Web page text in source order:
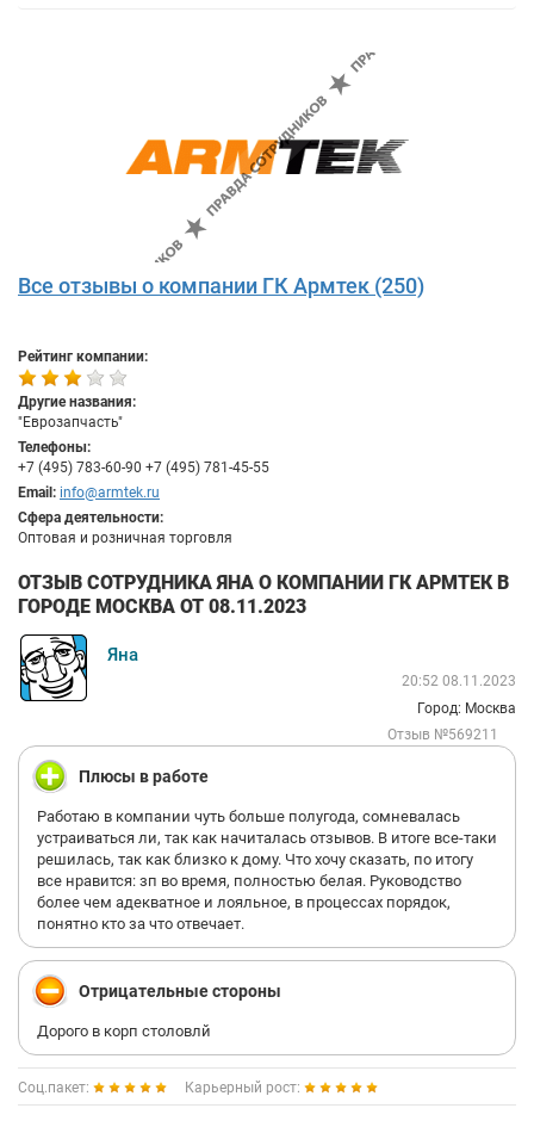
Все отзывы о компании ГК Армтек (250)
Рейтинг компании:
Другие названия:
"Еврозапчасть"
Телефоны:
+7 (495) 783-60-90 +7 (495) 781-45-55
Email: info@armtek.ru
Сфера деятельности:
Оптовая и розничная торговля
ОТЗЫВ СОТРУДНИКА ЯНА О КОМПАНИИ ГК АРМТЕК В
ГОРОДЕ МОСКВА ОТ 08.11.2023
Яна
20:52 08.11.2023
Город: Москва
Отзыв №569211
Плюсы в работе
Работаю в компании чуть больше полугода, сомневалась
устраиваться ли, так как начиталась отзывов. В итоге все-таки
решилась, так как близко к дому. Что хочу сказать, по итогу
все нравится: зп во время, полностью белая. Руководство
более чем адекватное и лояльное, в процессах порядок,
понятно кто за что отвечает.
Отрицательные стороны
Дорого в корп столовлй
Соц.пакет: Карьерный рост: